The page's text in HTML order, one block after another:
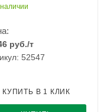
руб./т
52547
КУПИТЬ В 1 КЛИК